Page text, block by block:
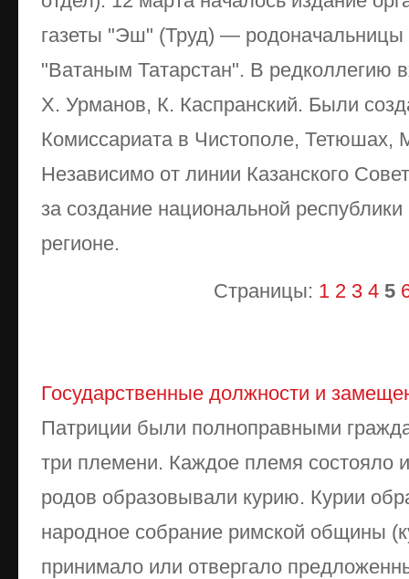
газеты "Эш" (Труд) — родоначальницы
"Ватаным Татарстан". В редколлегию
X. Урманов, К. Каспранский. Были
Комиссариата в Чистополе,
Независимо от линии Казанского
за создание национальной
регионе.
Страницы: 1 2 3 4 5
Государственные должности и
Патриции были полноправными
три племени. Каждое племя состояло
родов образовывали курию. Курии
народное собрание римской общины
принимало или отвергало